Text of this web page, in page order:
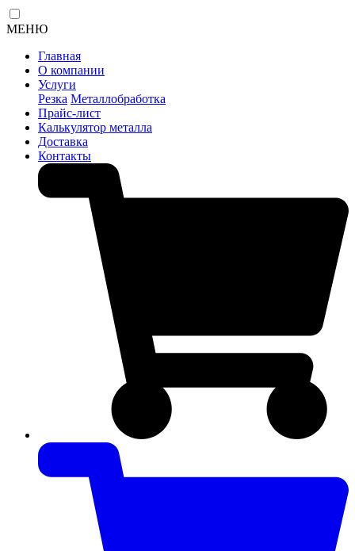
МЕНЮ
Главная
О компании
Услуги
Резка Металлобработка
Прайс-лист
Калькулятор металла
Доставка
Контакты